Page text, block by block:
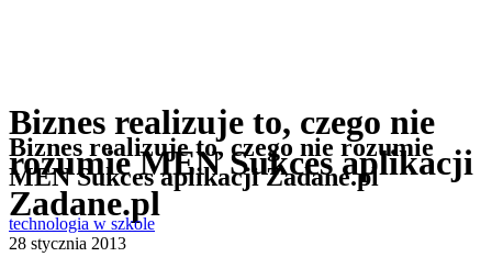
Biznes realizuje to, czego nie
rozumie MEN Sukces aplikacji
Zadane.pl
Biznes realizuje to, czego nie rozumie
MEN Sukces aplikacji Zadane.pl
technologia w szkole
28 stycznia 2013